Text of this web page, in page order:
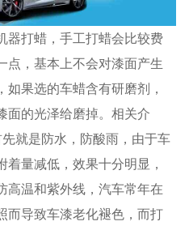
器打蜡，手工打蜡会比较费
点，基本上不会对漆面产生
果选的车蜡含有研磨剂，
面的光泽给磨掉。相关介
就是防水，防酸雨，由于车
量减低，效果十分明显，
高温和紫外线，汽车常年在
而导致车漆老化褪色，而打